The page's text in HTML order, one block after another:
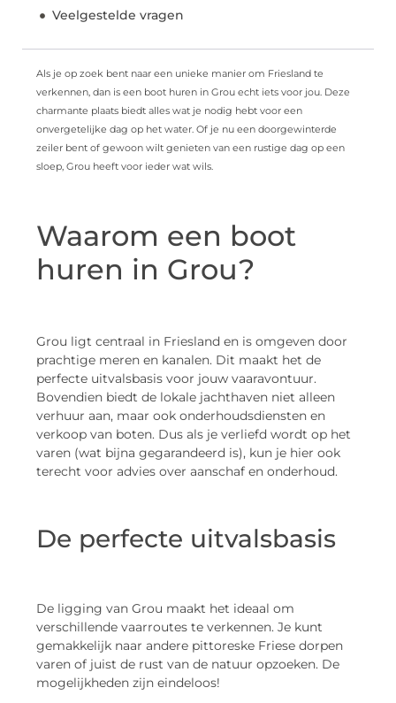
Veelgestelde vragen
Als je op zoek bent naar een unieke manier om Friesland te
verkennen, dan is een boot huren in Grou echt iets voor jou. Deze
charmante plaats biedt alles wat je nodig hebt voor een
onvergetelijke dag op het water. Of je nu een doorgewinterde
zeiler bent of gewoon wilt genieten van een rustige dag op een
sloep, Grou heeft voor ieder wat wils.
Waarom een boot
huren in Grou?
Grou ligt centraal in Friesland en is omgeven door
prachtige meren en kanalen. Dit maakt het de
perfecte uitvalsbasis voor jouw vaaravontuur.
Bovendien biedt de lokale jachthaven niet alleen
verhuur aan, maar ook onderhoudsdiensten en
verkoop van boten. Dus als je verliefd wordt op het
varen (wat bijna gegarandeerd is), kun je hier ook
terecht voor advies over aanschaf en onderhoud.
De perfecte uitvalsbasis
De ligging van Grou maakt het ideaal om
verschillende vaarroutes te verkennen. Je kunt
gemakkelijk naar andere pittoreske Friese dorpen
varen of juist de rust van de natuur opzoeken. De
mogelijkheden zijn eindeloos!